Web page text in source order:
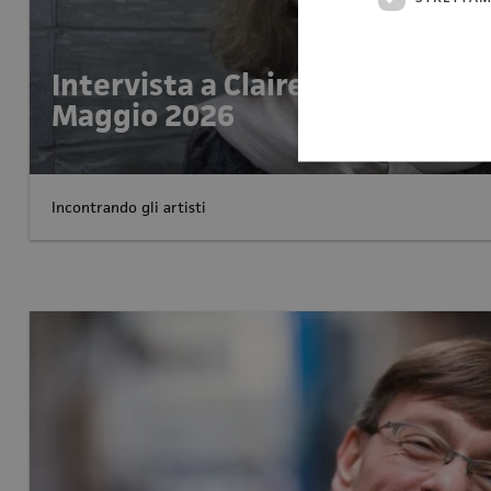
Intervista a Claire Levacher -
Maggio 2026
Incontrando gli artisti